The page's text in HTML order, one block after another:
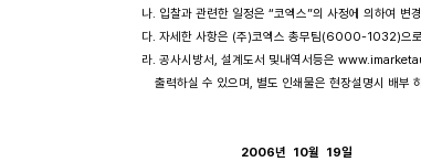
나. 입찰과 관련한 일정은 “코엑스”의 사정에 의하여 변
다. 자세한 사항은 (주)코엑스 총무팀(6000-1032)으
라. 공사시방서, 설계도서 및내역서등은
출력하실 수 있으며, 별도 인쇄물은 현장설명시 배부
2006년  10월  19일